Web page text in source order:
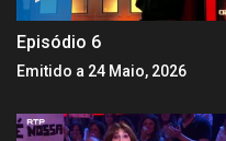
Episódio 6
Emitido a 24 Maio, 2026